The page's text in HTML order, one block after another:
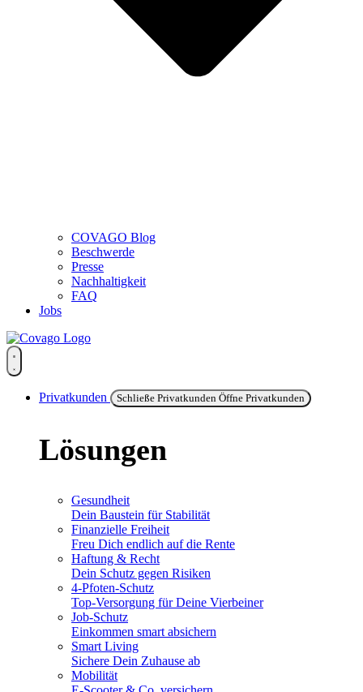
COVAGO Blog
Beschwerde
Presse
Nachhaltigkeit
FAQ
Jobs
Privatkunden Schließe Privatkunden Öffne Privatkunden
Lösungen
Gesundheit
Dein Baustein für Stabilität
Finanzielle Freiheit
Freu Dich endlich auf die Rente
Haftung & Recht
Dein Schutz gegen Risiken
4-Pfoten-Schutz
Top-Versorgung für Deine Vierbeiner
Job-Schutz
Einkommen smart absichern
Smart Living
Sichere Dein Zuhause ab
Mobilität